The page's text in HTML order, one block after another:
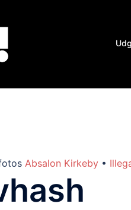
Absalon Kirkeby •